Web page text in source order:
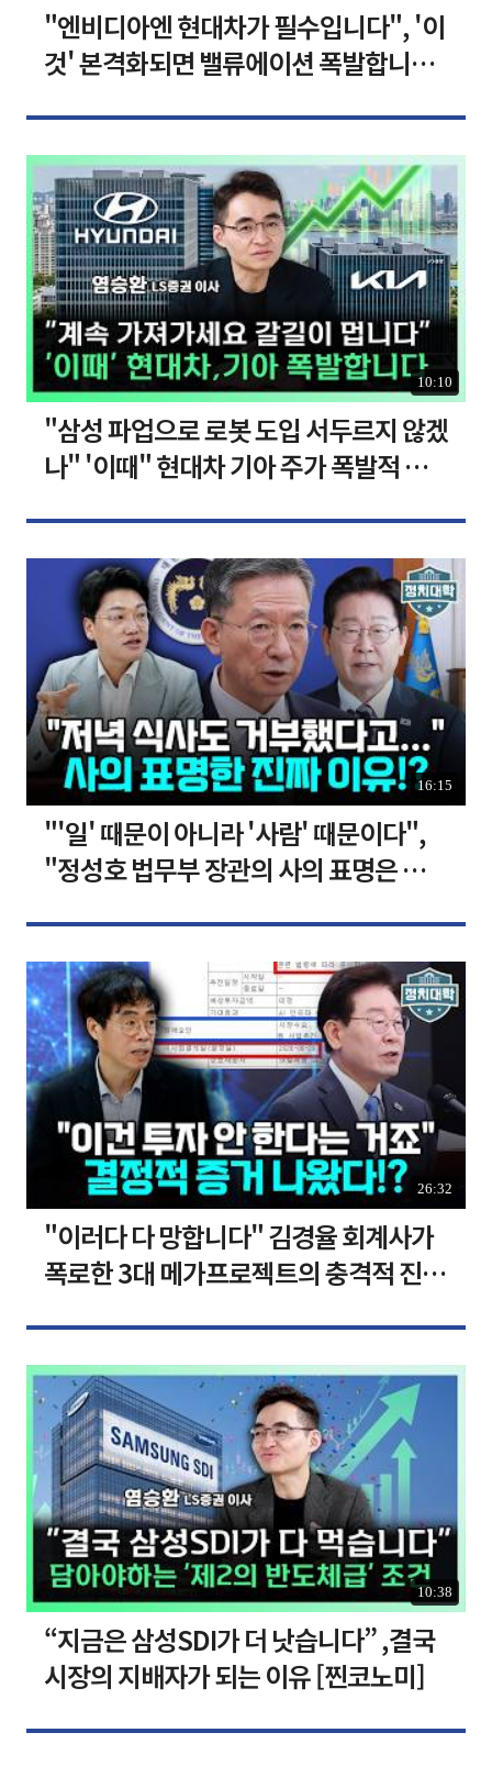
"엔비디아엔 현대차가 필수입니다", '이
것' 본격화되면 밸류에이션 폭발합니다
10:10
"삼성 파업으로 로봇 도입 서두르지 않겠
나" '이때" 현대차 기아 주가 폭발적 성
16:15
"'일' 때문이 아니라 '사람' 때문이다",
"정성호 법무부 장관의 사의 표명은 이재
26:32
"이러다 다 망합니다" 김경율 회계사가
폭로한 3대 메가프로젝트의 충격적 진실
10:38
“지금은 삼성SDI가 더 낫습니다” ,결국
시장의 지배자가 되는 이유 [찐코노미]